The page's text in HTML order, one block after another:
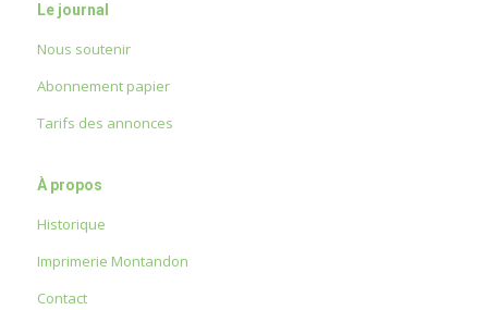
Le journal
Nous soutenir
Abonnement papier
Tarifs des annonces
À propos
Historique
Imprimerie Montandon
Contact